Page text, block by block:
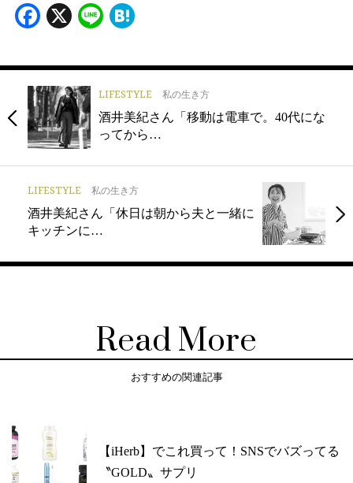
Facebook
X Line
LIFESTYLE 私の生き方
酒井美紀さん「移動は電車で。40代にな
ってから…
LIFESTYLE 私の生き方
酒井美紀さん「休日は朝から夫と一緒に
キッチンに…
Read More
おすすめの関連記事
【iHerb】でこれ買って！SNSでバズってる
〝GOLD〟サプリ